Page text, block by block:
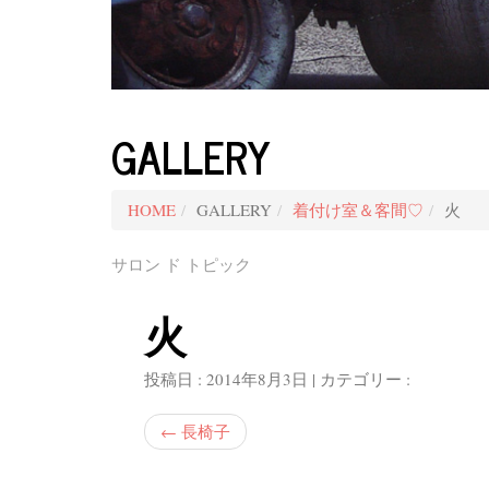
GALLERY
HOME GALLERY 着付け室＆客間♡ 火
サロン ド トピック
火
投稿日 : 2014年8月3日 | カテゴリー :
← 長椅子